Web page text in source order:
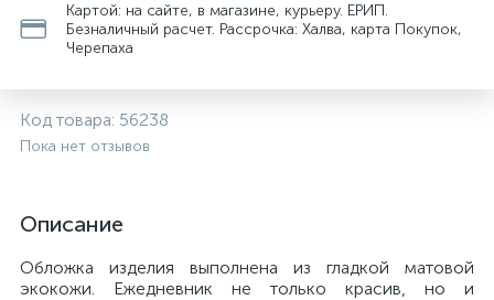
Картой: на сайте, в магазине, курьеру. ЕРИП.
Безналичный расчет. Рассрочка: Халва, карта Покупок,
Черепаха
Код товара: 56238
Пока нет отзывов
Описание
Обложка изделия выполнена из гладкой матовой
экокожи. Ежедневник не только красив, но и